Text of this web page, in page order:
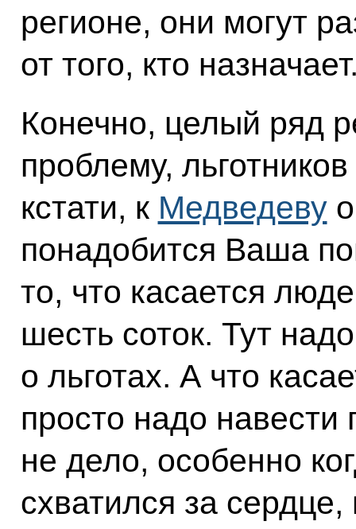
регионе, они могут
от того, кто
Конечно, целый ряд
проблему,
кстати, к Медведеву
понадобится Ваша
то, что касается
шесть соток. Тут
о льготах. А что
просто надо навести
не дело, особенно
схватился за